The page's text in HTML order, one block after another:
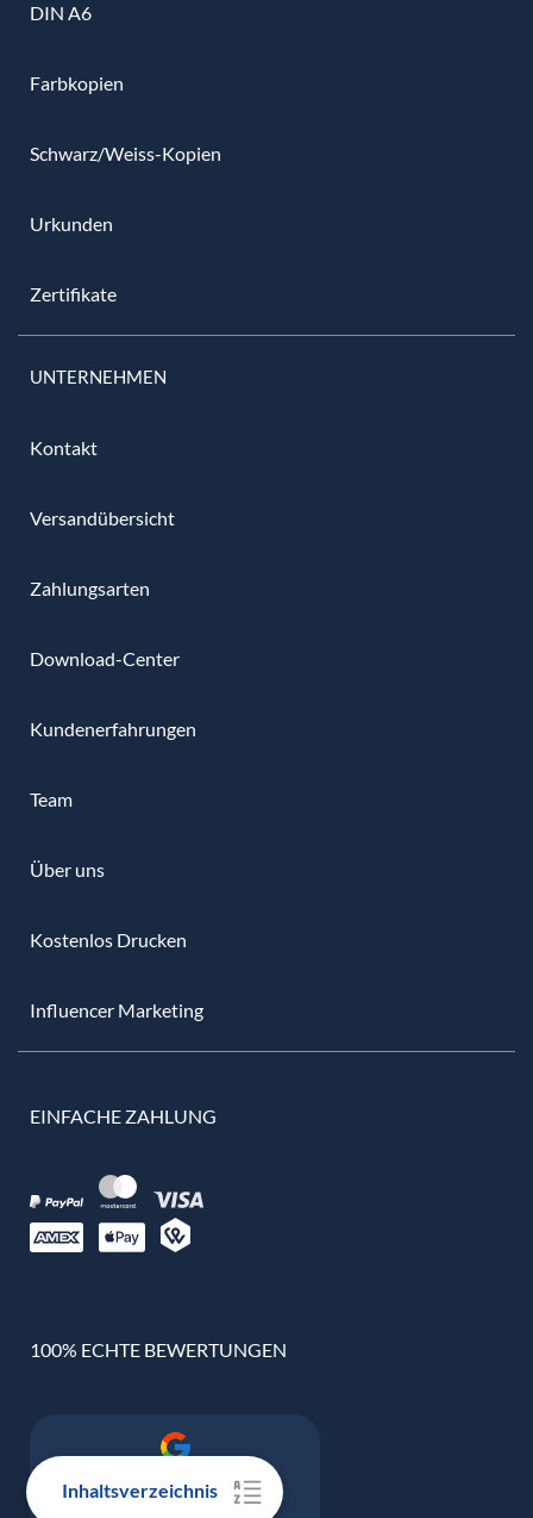
Inhaltsverzeichnis
DIN A6
Farbkopien
Schwarz/Weiss-Kopien
Urkunden
Zertifikate
UNTERNEHMEN
Kontakt
Versandübersicht
Zahlungsarten
Download-Center
Kundenerfahrungen
Team
Über uns
Kostenlos Drucken
Influencer Marketing
EINFACHE ZAHLUNG
100% ECHTE BEWERTUNGEN
Google Bewertung